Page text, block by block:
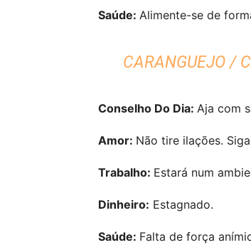
Saúde: Alimente-se de
CARANGUEJO /
Conselho Do Dia: Aja com
Amor: Não tire ilações.
Trabalho: Estará num
Dinheiro: Estagnado.
Saúde: Falta de força